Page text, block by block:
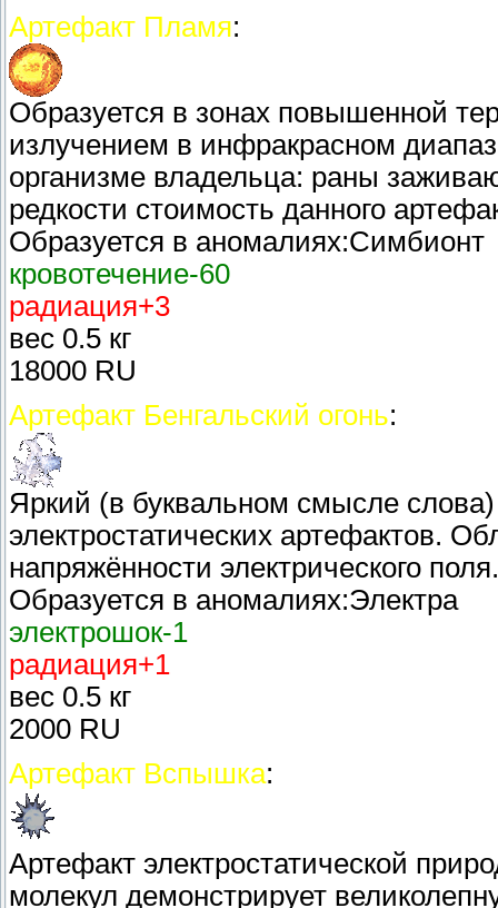
Артефакт Пламя:
Образуется в зонах повышенной
излучением в инфракрасном
организме владельца: раны
редкости стоимость данного
Образуется в аномалиях:Симбионт
кровотечение-60
радиация+3
вес 0.5 кг
18000 RU
Артефакт Бенгальский огонь:
Яркий (в буквальном смысле
электростатических артефактов.
напряжённости электрического
Образуется в аномалиях:Электра
электрошок-1
радиация+1
вес 0.5 кг
2000 RU
Артефакт Вспышка:
Артефакт электростатической
молекул демонстрирует